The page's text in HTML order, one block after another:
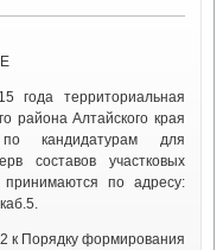
территориальная
района Алтайского края
кандидатурам для
составов участковых
принимаются по адресу:
к Порядку формирования